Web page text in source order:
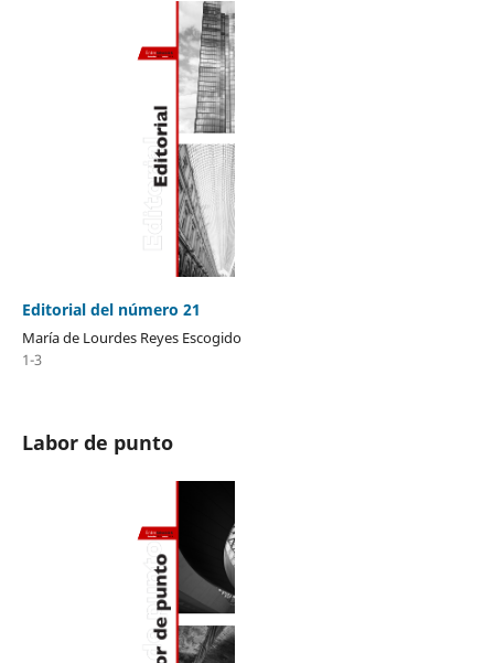
Editorial del número 21
María de Lourdes Reyes Escogido
1-3
Labor de punto